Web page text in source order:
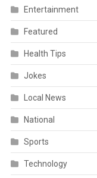
Entertainment
Featured
Health Tips
Jokes
Local News
National
Sports
Technology